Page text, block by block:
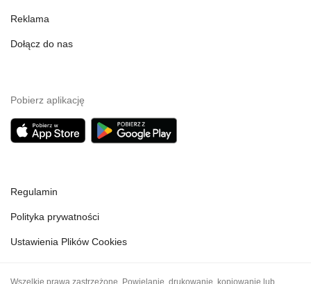
Reklama
Dołącz do nas
Pobierz aplikację
Regulamin
Polityka prywatności
Ustawienia Plików Cookies
Wszelkie prawa zastrzeżone. Powielanie, drukowanie, kopiowanie lub